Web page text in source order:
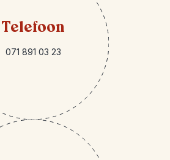
Telefoon
071 891 03 23